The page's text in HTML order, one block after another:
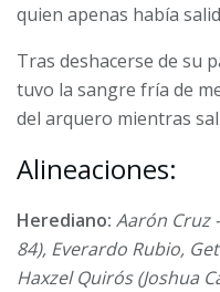
quien apenas había
Tras deshacerse de su
tuvo la sangre fría de
del arquero mientras
Alineaciones:
Herediano: Aarón Cruz
84), Everardo Rubio,
Haxzel Quirós (Joshua